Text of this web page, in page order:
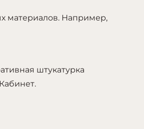
материалов. Например,